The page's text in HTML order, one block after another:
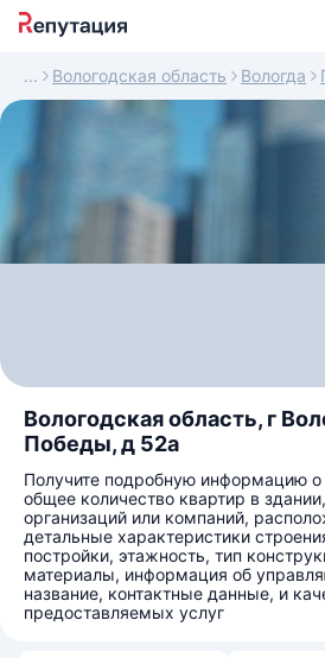
Вологодская область Вологда
Вологодская область, г
Победы, д 52а
Получите подробную информацию
общее количество квартир в
организаций или компаний,
детальные характеристики
постройки, этажность, тип
материалы, информация об
название, контактные данные, и
предоставляемых услуг